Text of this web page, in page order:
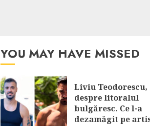
YOU MAY HAVE MISSED
Liviu Teodorescu,
despre litoralul
bulgăresc. Ce l-a
dezamăgit pe